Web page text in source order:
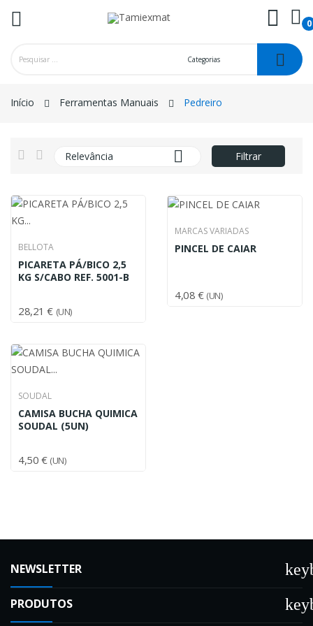
0
Início Ferramentas Manuais Pedreiro
Relevância  Filtrar
BELLOTA
PICARETA PÁ/BICO 2,5
KG S/CABO REF. 5001-B
28,21 € (UN)
MARCAS VARIADAS
PINCEL DE CAIAR
4,08 € (UN)
SOUDAL
CAMISA BUCHA QUIMICA
SOUDAL (5UN)
4,50 € (UN)
NEWSLETTER
PRODUTOS